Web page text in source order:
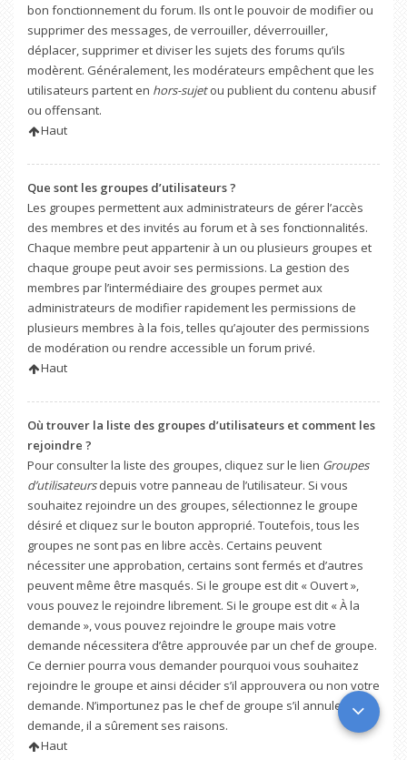
bon fonctionnement du forum. Ils ont le pouvoir de modifier ou
supprimer des messages, de verrouiller, déverrouiller,
déplacer, supprimer et diviser les sujets des forums qu’ils
modèrent. Généralement, les modérateurs empêchent que les
utilisateurs partent en hors-sujetou publient du contenu abusif
ou offensant.
Haut
Que sont les groupes d’utilisateurs ?
Les groupes permettent aux administrateurs de gérer l’accès
des membres et des invités au forum et à ses fonctionnalités.
Chaque membre peut appartenir à un ou plusieurs groupes et
chaque groupe peut avoir ses permissions. La gestion des
membres par l’intermédiaire des groupes permet aux
administrateurs de modifier rapidement les permissions de
plusieurs membres à la fois, telles qu’ajouter des permissions
de modération ou rendre accessible un forum privé.
Haut
Où trouver la liste des groupes d’utilisateurs et comment les
rejoindre ?
Pour consulter la liste des groupes, cliquez sur le lien Groupes
d’utilisateursdepuis votre panneau de l’utilisateur. Si vous
souhaitez rejoindre un des groupes, sélectionnez le groupe
désiré et cliquez sur le bouton approprié. Toutefois, tous les
groupes ne sont pas en libre accès. Certains peuvent
nécessiter une approbation, certains sont fermés et d’autres
peuvent même être masqués. Si le groupe est dit « Ouvert »,
vous pouvez le rejoindre librement. Si le groupe est dit « À la
demande », vous pouvez rejoindre le groupe mais votre
demande nécessitera d’être approuvée par un chef de groupe.
Ce dernier pourra vous demander pourquoi vous souhaitez
rejoindre le groupe et ainsi décider s’il approuvera ou non votre
demande. N’importunez pas le chef de groupe s’il annule votre
demande, il a sûrement ses raisons.
Haut